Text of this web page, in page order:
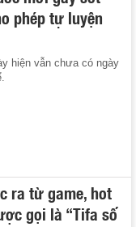
phép tự luyện
hiện vẫn chưa có ngày
ra từ game, hot
gọi là “Tifa số